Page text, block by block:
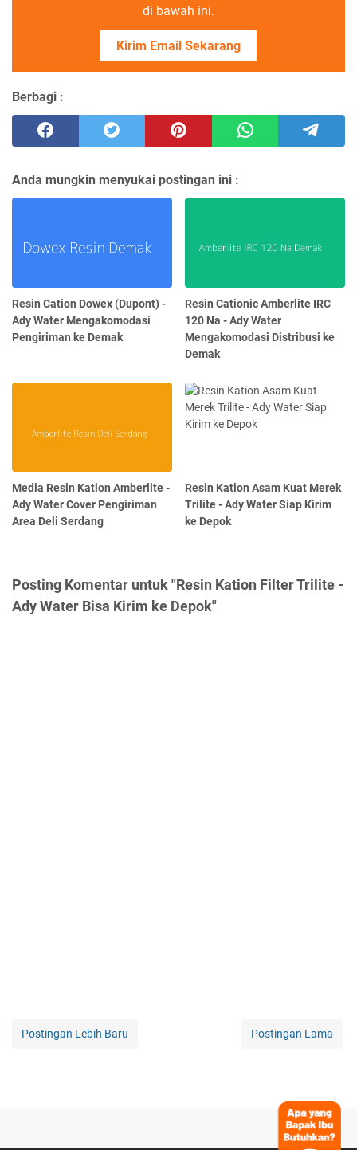
di bawah ini.
Kirim Email Sekarang
Berbagi :
Anda mungkin menyukai postingan ini :
Resin Cation Dowex (Dupont) -
Ady Water Mengakomodasi
Pengiriman ke Demak
Resin Cationic Amberlite IRC
120 Na - Ady Water
Mengakomodasi Distribusi ke
Demak
Media Resin Kation Amberlite -
Ady Water Cover Pengiriman
Area Deli Serdang
Resin Kation Asam Kuat Merek
Trilite - Ady Water Siap Kirim
ke Depok
Posting Komentar untuk "Resin Kation Filter Trilite -
Ady Water Bisa Kirim ke Depok"
Postingan Lebih Baru Postingan Lama